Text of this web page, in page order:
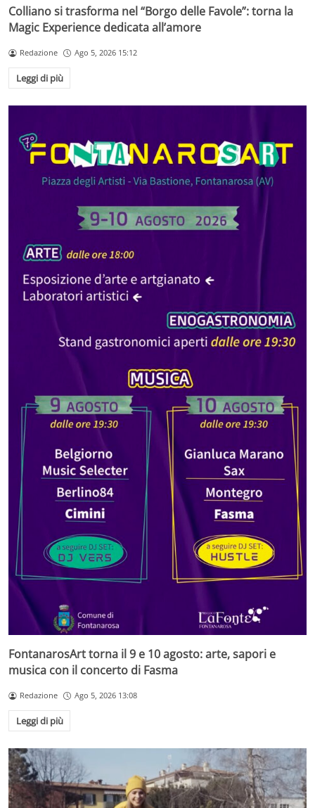
Colliano si trasforma nel “Borgo delle Favole”: torna la
Magic Experience dedicata all’amore
Redazione Ago 5, 2026 15:12
Leggi di più
FontanarosArt torna il 9 e 10 agosto: arte, sapori e
musica con il concerto di Fasma
Redazione Ago 5, 2026 13:08
Leggi di più